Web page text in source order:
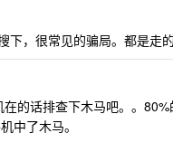
下，很常见的骗局。都是走的
在的话排查下木马吧。。
中了木马。